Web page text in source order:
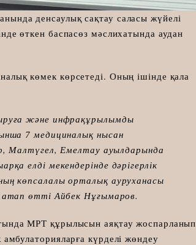
денсаулық сақтау саласы жүйелі
өткен баспасөз мәслихатында аудан
көмек көрсетеді. Оның ішінде қала
және инфрақұрылымды
7 медициналық нысан
Малтүгел, Емелтау ауылдарында
елді мекендерінде дәрігерлік
көпсалалы орталық ауруханасы
өтті Айбек Нұғымаров.
МРТ құрылысын аяқтау жоспарланып
күрделі жөндеу